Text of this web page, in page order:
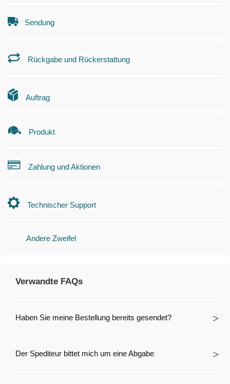
Sendung
Rückgabe und Rückerstattung
Auftrag
Produkt
Zahlung und Aktionen
Technischer Support
Andere Zweifel
Verwandte FAQs
Haben Sie meine Bestellung bereits gesendet?
Der Spediteur bittet mich um eine Abgabe